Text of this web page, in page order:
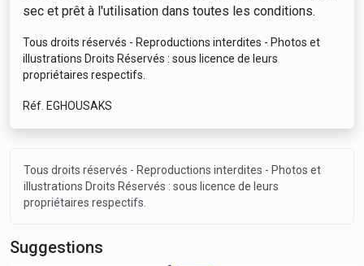
sec et prêt à l'utilisation dans toutes les conditions.
Tous droits réservés - Reproductions interdites - Photos et
illustrations Droits Réservés : sous licence de leurs
propriétaires respectifs.
Réf. EGHOUSAKS
Tous droits réservés - Reproductions interdites - Photos et
illustrations Droits Réservés : sous licence de leurs
propriétaires respectifs.
Suggestions